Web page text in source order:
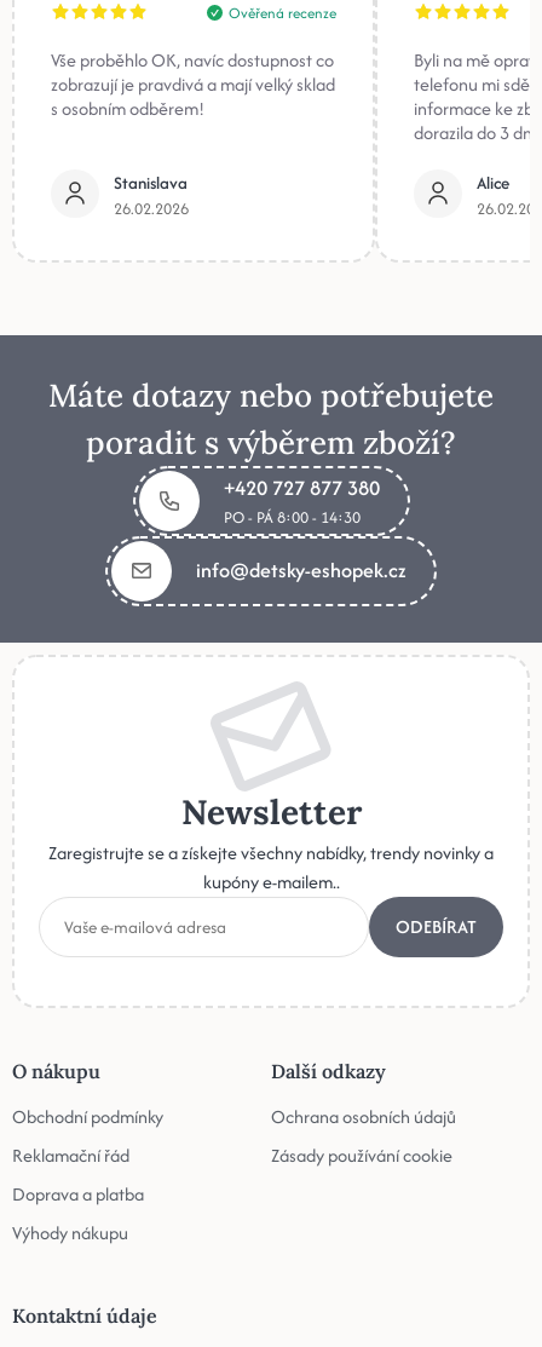
Ověřená recenze
Vše proběhlo OK, navíc dostupnost co
zobrazují je pravdivá a mají velký sklad
s osobním odběrem!
Stanislava
26.02.2026
Byli na mě
telefonu mi
informace ke
dorazila do 3
Alice
Máte dotazy nebo potřebujete
poradit s výběrem zboží?
+420 727 877 380
PO - PÁ 8:00 - 14:30
info@detsky-eshopek.cz
Newsletter
Zaregistrujte se a získejte všechny nabídky, trendy novinky a
kupóny e-mailem..
ODEBÍRAT
O nákupu
Obchodní podmínky
Reklamační řád
Doprava a platba
Výhody nákupu
Další odkazy
Ochrana osobních údajů
Zásady používání cookie
Kontaktní údaje